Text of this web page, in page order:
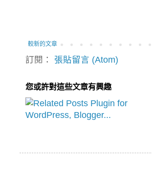
較新的文章
訂閱： 張貼留言 (Atom)
您或許對這些文章有興趣